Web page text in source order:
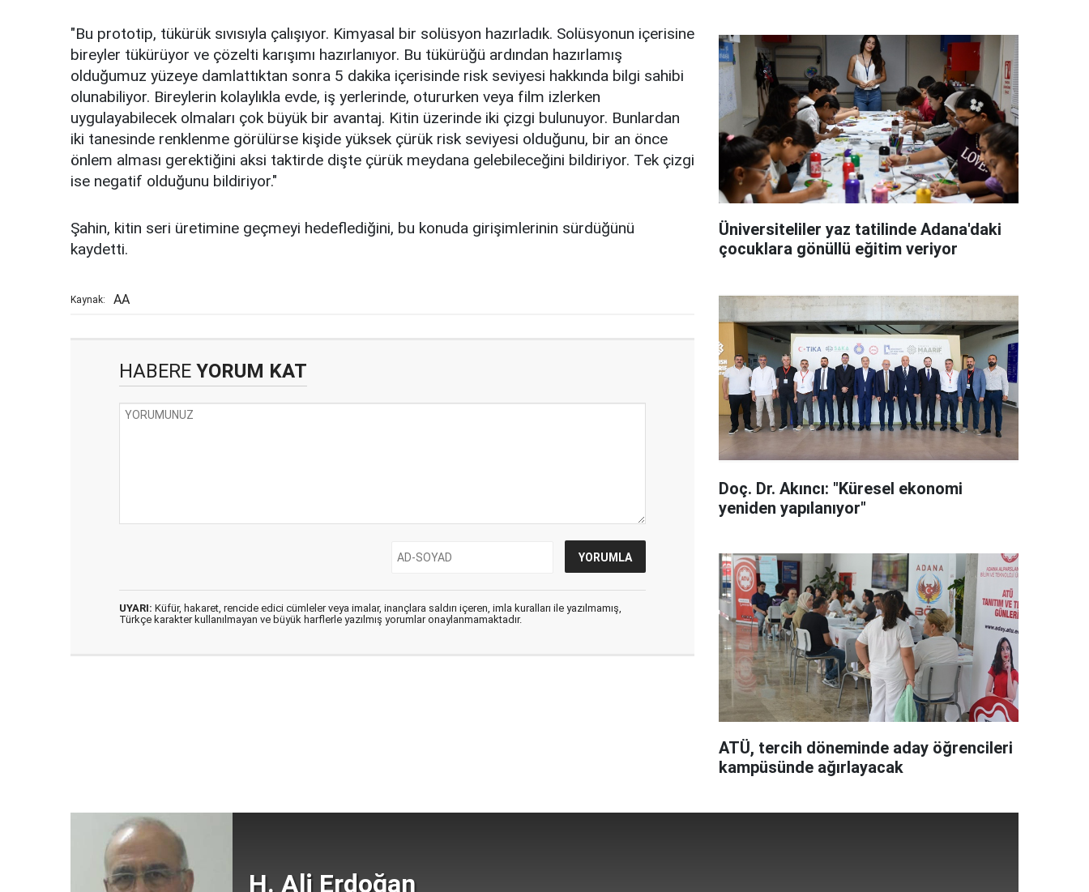
"Bu prototip, tükürük sıvısıyla çalışıyor. Kimyasal bir solüsyon hazırladık. Solüsyonun içerisine
bireyler tükürüyor ve çözelti karışımı hazırlanıyor. Bu tükürüğü ardından hazırlamış
olduğumuz yüzeye damlattıktan sonra 5 dakika içerisinde risk seviyesi hakkında bilgi sahibi
olunabiliyor. Bireylerin kolaylıkla evde, iş yerlerinde, otururken veya film izlerken
uygulayabilecek olmaları çok büyük bir avantaj. Kitin üzerinde iki çizgi bulunuyor. Bunlardan
iki tanesinde renklenme görülürse kişide yüksek çürük risk seviyesi olduğunu, bir an önce
önlem alması gerektiğini aksi taktirde dişte çürük meydana gelebileceğini bildiriyor. Tek çizgi
ise negatif olduğunu bildiriyor."
Şahin, kitin seri üretimine geçmeyi hedeflediğini, bu konuda girişimlerinin sürdüğünü
kaydetti.
Kaynak: AA
HABERE YORUM KAT
UYARI: Küfür, hakaret, rencide edici cümleler veya imalar, inançlara saldırı içeren, imla kuralları ile yazılmamış,
Türkçe karakter kullanılmayan ve büyük harflerle yazılmış yorumlar onaylanmamaktadır.
Üniversiteliler yaz tatilinde Adana'daki
çocuklara gönüllü eğitim veriyor
Doç. Dr. Akıncı: "Küresel ekonomi
yeniden yapılanıyor"
ATÜ, tercih döneminde aday öğrencileri
kampüsünde ağırlayacak
H. Ali Erdoğan